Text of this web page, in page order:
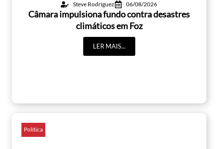
Steve Rodríguez 06/08/2026
Câmara impulsiona fundo contra desastres
climáticos em Foz
LER MAIS...
Política